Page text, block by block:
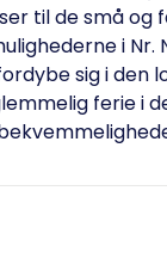
til de små og
i Nr.
sig i den
ferie i